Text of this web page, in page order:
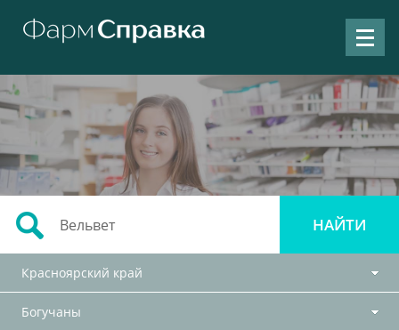
Красноярский край
Богучаны